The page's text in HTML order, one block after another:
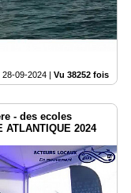
28-09-2024 Vu 38252 fois
- des ecoles
2024